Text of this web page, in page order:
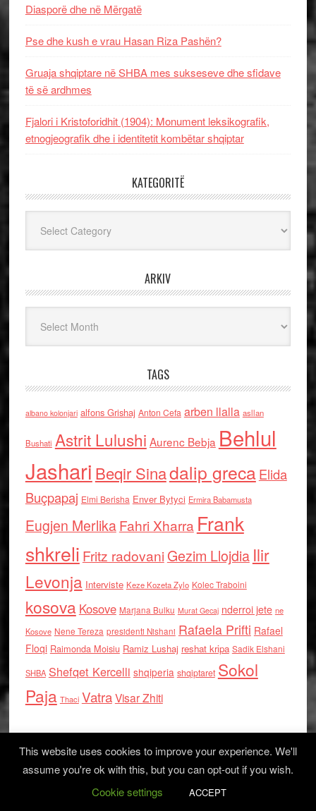
Diasporë dhe në Mërgatë
Pse dhe kush e vrau Hasan Riza Pashën?
Gruaja shqiptare në SHBA mes sukseseve dhe sfidave
të së ardhmes
Fjalori i Kristoforidhit (1904): Monument leksikografik,
etnogjeografik dhe i identitetit kombëtar shqiptar
KATEGORITË
ARKIV
TAGS
albano kolonjari alfons Grishaj Anton Cefa arben llalla asllan
Bushati Astrit Lulushi Aurenc Bebja Behlul
Jashari Beqir Sinadalip grecaElida
Buçpapaj Elmi Berisha Enver Bytyci Ermira Babamusta
Eugjen MerlikaFahri Xharra Frank
shkreli Fritz radovaniGezim Llojdia Ilir
Levonja Interviste Keze Kozeta Zylo Kolec Traboini
kosova Kosove Marjana Bulku Murat Gecaj nderroi jete ne
Kosove Nene Tereza presidenti Nishani Rafaela Prifti Rafael
Floqi Raimonda Moisiu Ramiz Lushaj reshat kripa Sadik Elshani
SHBA Shefqet Kercelli shqiperia shqiptaret Sokol
Paja Thaci VatraVisar Zhiti
Log in
This website uses cookies to improve your experience. We'll
assume you're ok with this, but you can opt-out if you wish.
Cookie settings
ACCEPT